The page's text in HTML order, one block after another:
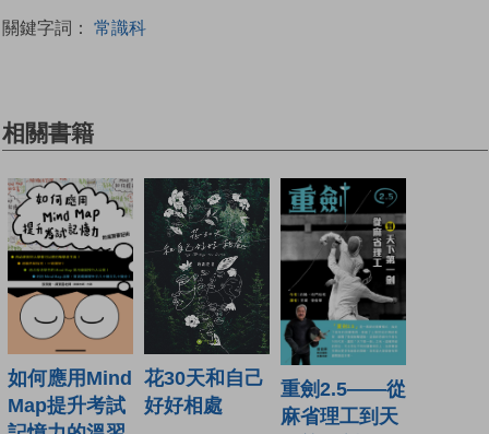
關鍵字詞： 常識科
相關書籍
如何應用Mind
Map提升考試
花30天和自己
好好相處
重劍2.5——從
麻省理工到天